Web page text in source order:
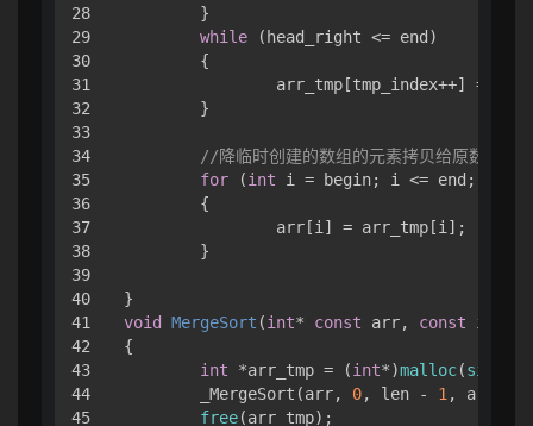
28
29
30
31
32
33
34
35
36
37
38
39
40
41
42
43
44
45
while (head_right <= end)
//降临时创建的数组的元素拷贝给原数组
for (int i = begin; i <= end; i++)
void
MergeSort (int* const arr, const int
{
int *arr_tmp = (int*)malloc(sizeof
	_MergeSort(arr,
0, len - 1 ,
free(arr_tmp);